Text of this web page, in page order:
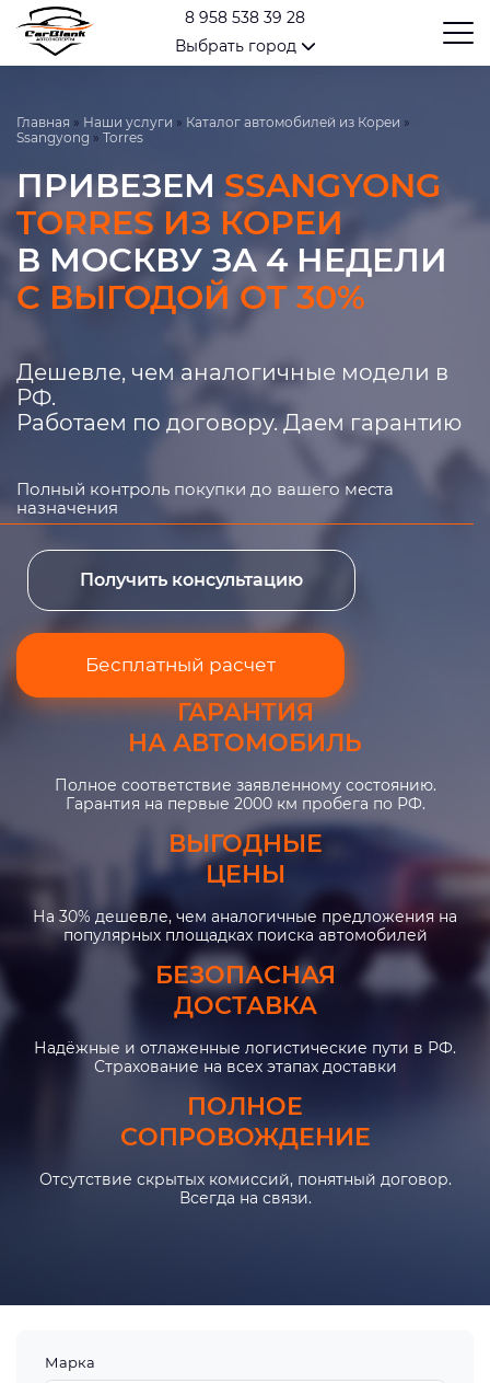
8 958 538 39 28
Выбрать город
Главная » Наши услуги » Каталог автомобилей из Кореи »
Ssangyong » Torres
ПРИВЕЗЕМ SSANGYONG
TORRES ИЗ КОРЕИ
В МОСКВУ ЗА 4 НЕДЕЛИ
С ВЫГОДОЙ ОТ 30%
Дешевле, чем аналогичные модели в
РФ.
Работаем по договору. Даем гарантию
Полный контроль покупки до вашего места
назначения
Получить консультацию
Бесплатный расчет
ГАРАНТИЯ
НА АВТОМОБИЛЬ
Полное соответствие заявленному состоянию.
Гарантия на первые 2000 км пробега по РФ.
ВЫГОДНЫЕ
ЦЕНЫ
На 30% дешевле, чем аналогичные предложения на
популярных площадках поиска автомобилей
БЕЗОПАСНАЯ
ДОСТАВКА
Надёжные и отлаженные логистические пути в РФ.
Страхование на всех этапах доставки
ПОЛНОЕ
СОПРОВОЖДЕНИЕ
Отсутствие скрытых комиссий, понятный договор.
Всегда на связи.
Марка